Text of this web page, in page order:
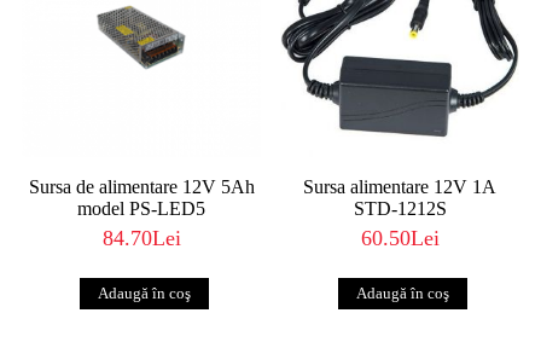
Sursa de alimentare 12V 5Ah
model PS-LED5
84.70Lei
Sursa alimentare 12V 1A
STD-1212S
60.50Lei